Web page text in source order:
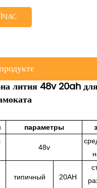
лития 48v 20ah
параметры
48v
типичный 20AH